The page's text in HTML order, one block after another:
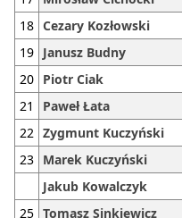
18 Cezary Kozłowski
19 Janusz Budny
20 Piotr Ciak
21
Paweł Łata
22 Zygmunt Kuczyński
23 Marek Kuczyński
Jakub Kowalczyk
25 Tomasz Sinkiewicz